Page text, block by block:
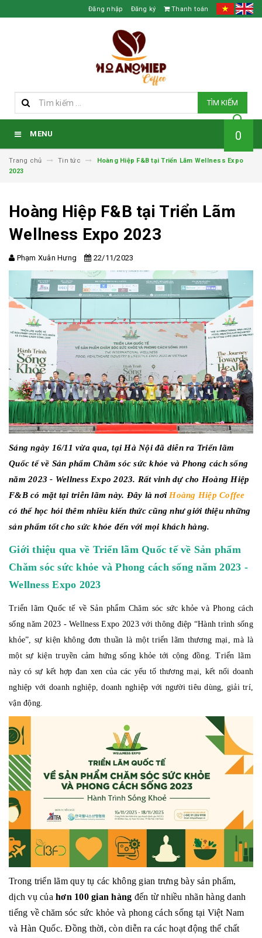
Đăng nhập Đăng ký Thanh toán
TÌM KIẾM
MENU 0
Trang chủ Tin tức
Hoàng Hiệp F&B tại Triển Lãm Wellness Expo
2023
Hoàng Hiệp F&B tại Triển Lãm
Wellness Expo 2023
Phạm Xuân Hưng 22/11/2023
Sáng ngày 16/11 vừa qua, tại Hà Nội đã diễn ra Triển lãm
Quốc tế về Sản phẩm Chăm sóc sức khỏe và Phong cách sống
năm 2023 - Wellness Expo 2023. Rất vinh dự cho Hoàng Hiệp
F&B có mặt tại triễn lãm này. Đây là nơi Hoàng Hiệp Coffee
có thể học hỏi thêm nhiều kiến thức cũng như giới thiệu những
sản phẩm tốt cho sức khỏe đến với mọi khách hàng.
Giới thiệu qua về Triển lãm Quốc tế về Sản phẩm
Chăm sóc sức khỏe và Phong cách sống năm 2023 -
Wellness Expo 2023
Triển lãm Quốc tế về Sản phẩm Chăm sóc sức khỏe và Phong cách
sống năm 2023 - Wellness Expo 2023 với thông điệp “Hành trình sống
khỏe”, sự kiện không đơn thuần là một triển lãm thương mại, mà là
một sự kiện truyền cảm hứng sống khỏe tới cộng đồng.
Triển lãm
này có sự kết hợp đan xen của các yếu tố thương mại, kết nối doanh
nghiệp với doanh nghiệp, doanh nghiệp với người tiêu dùng, giải trí,
vận động.
Trong triển lãm quy tụ các không gian trưng bày sản phẩm,
dịch vụ của hơn 100 gian hàng đến từ nhiều nhãn hàng danh
tiếng về chăm sóc sức khỏe và phong cách sống tại Việt Nam
và Hàn Quốc. Đồng thời, còn diễn ra các hoạt động thể chất